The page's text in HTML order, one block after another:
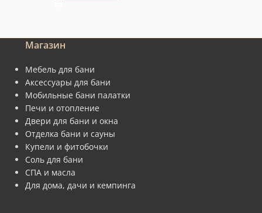
Магазин
Мебель для бани
Аксессуары для бани
Мобильные бани палатки
Печи и отопление
Двери для бани и окна
Отделка бани и сауны
Купели и фитобочки
Соль для бани
СПА и масла
Для дома, дачи и кемпинга